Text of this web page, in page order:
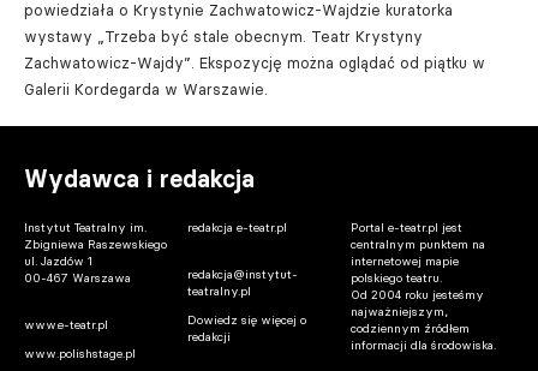
powiedziała o Krystynie Zachwatowicz-Wajdzie kuratorka
wystawy „Trzeba być stale obecnym. Teatr Krystyny
Zachwatowicz-Wajdy”. Ekspozycję można oglądać od piątku w
Galerii Kordegarda w Warszawie.
Wydawca i redakcja
Instytut Teatralny im.
Zbigniewa Raszewskiego
ul. Jazdów 1
00-467 Warszawa
www.e-teatr.pl
www.polishstage.pl
redakcja e-teatr.pl
redakcja@instytut-
teatralny.pl
Dowiedz się więcej o
redakcji
Portal e-teatr.pl jest
centralnym punktem na
internetowej mapie
polskiego teatru.
Od 2004 roku jesteśmy
najważniejszym,
codziennym źródłem
informacji dla środowiska.